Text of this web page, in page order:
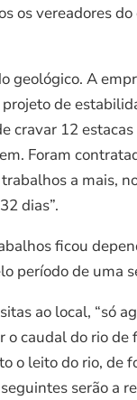
os vereadores
geológico. A
de
cravar 12
Foram
a mais,
dias”.
ficou
período de uma
ao local, “só
o caudal do rio de
o leito do rio, de
serão a